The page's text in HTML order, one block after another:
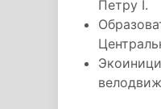
Петру I.